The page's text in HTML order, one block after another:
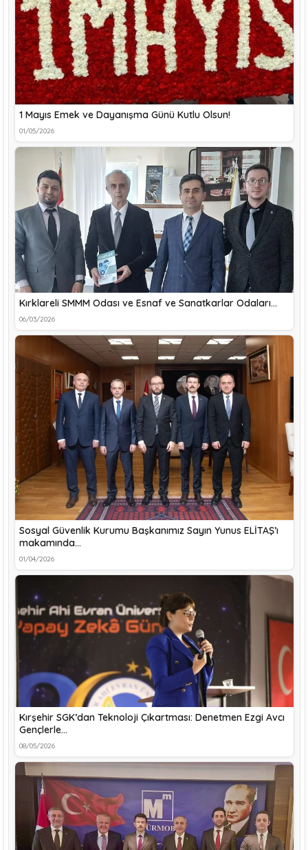
1 Mayıs Emek ve Dayanışma Günü Kutlu Olsun!
01/05/2026
Kırklareli SMMM Odası ve Esnaf ve Sanatkarlar Odaları…
06/03/2026
Sosyal Güvenlik Kurumu Başkanımız Sayın Yunus ELİTAŞ’ı
makamında…
01/04/2026
Kırşehir SGK’dan Teknoloji Çıkartması: Denetmen Ezgi Avcı
Gençlerle…
08/05/2026